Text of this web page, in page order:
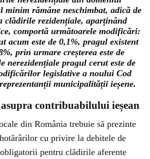
rămâne neschimbat, adică de
clădirile rezidențiale, aparținând
comportă următoarele modificări:
acum este de 0,1%, pragul existent
prin urmare creșterea este de
nerezidențiale pragul cerut este de
legislative a noului Cod
municipalității ieșene.
contribuabilului ieșean
din România trebuie să prezinte
cu privire la debitele de
pentru clădirile aferente